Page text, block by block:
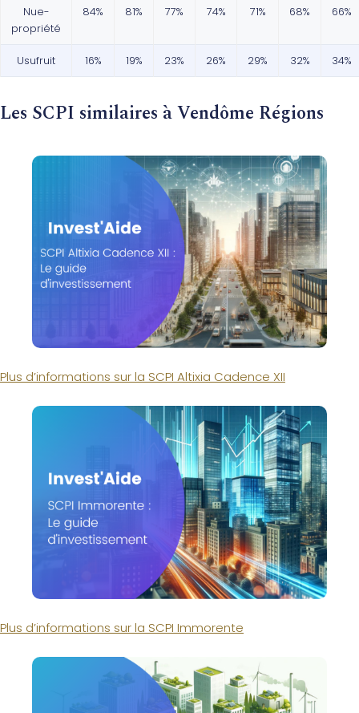
Nue-
propriété
84% 81% 77% 74% 71% 68% 66%
Usufruit 16% 19% 23% 26% 29% 32% 34%
Les SCPI similaires à Vendôme Régions
Plus d’informations sur la SCPI Altixia Cadence XII
Plus d’informations sur la SCPI Immorente